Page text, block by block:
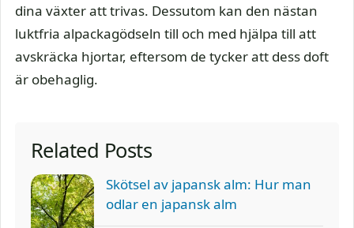
dina växter att trivas. Dessutom kan den nästan
luktfria alpackagödseln till och med hjälpa till att
avskräcka hjortar, eftersom de tycker att dess doft
är obehaglig.
Related Posts
Skötsel av japansk alm: Hur man
odlar en japansk alm